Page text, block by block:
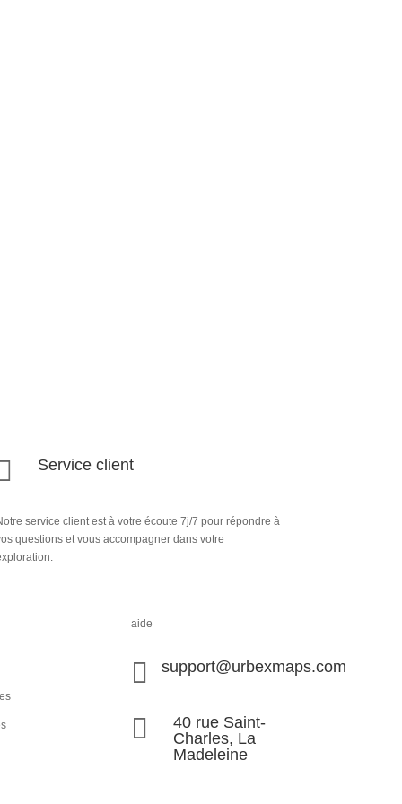
Service client
service client est à votre écoute 7j/7 pour répondre à
questions et vous accompagner dans votre
aide
 support@urbexmaps.com

40 rue Saint-
Charles, La
Madeleine